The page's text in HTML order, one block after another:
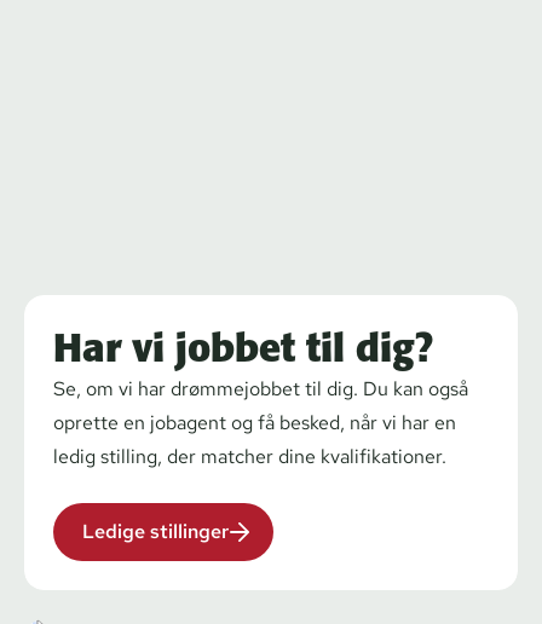
Har vi jobbet til dig?
Se, om vi har drømmejobbet til dig. Du kan også
oprette en jobagent og få besked, når vi har en
ledig stilling, der matcher dine kva­li­fi­ka­tio­ner.
Ledige stillinger